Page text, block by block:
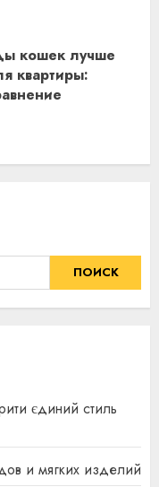
кошек лучше
квартиры:
ПОИСК
єдиний стиль
и мягких изделий